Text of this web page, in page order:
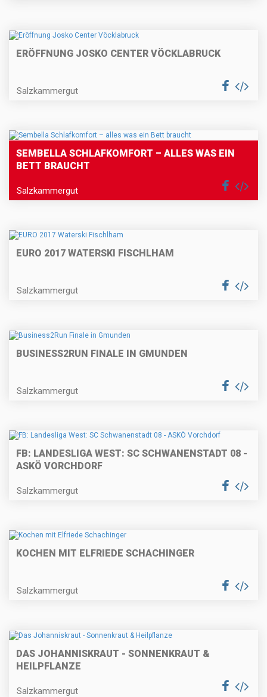
ERÖFFNUNG JOSKO CENTER VÖCKLABRUCK
Salzkammergut
SEMBELLA SCHLAFKOMFORT – ALLES WAS EIN
BETT BRAUCHT
Salzkammergut
EURO 2017 WATERSKI FISCHLHAM
Salzkammergut
BUSINESS2RUN FINALE IN GMUNDEN
Salzkammergut
FB: LANDESLIGA WEST: SC SCHWANENSTADT 08 -
ASKÖ VORCHDORF
Salzkammergut
KOCHEN MIT ELFRIEDE SCHACHINGER
Salzkammergut
DAS JOHANNISKRAUT - SONNENKRAUT &
HEILPFLANZE
Salzkammergut